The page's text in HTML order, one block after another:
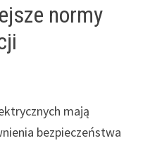
normy
mają
bezpieczeństwa